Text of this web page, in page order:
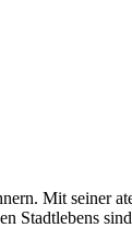
Mit seiner
Stadtlebens